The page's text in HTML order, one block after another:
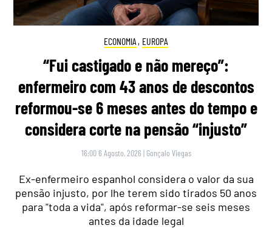
ECONOMIA , EUROPA
“Fui castigado e não mereço”:
enfermeiro com 43 anos de descontos
reformou-se 6 meses antes do tempo e
considera corte na pensão “injusto”
16:00 6 Agosto, 2026 | Gonçalo Viegas
Ex-enfermeiro espanhol considera o valor da sua
pensão injusto, por lhe terem sido tirados 50 anos
para "toda a vida", após reformar-se seis meses
antes da idade legal